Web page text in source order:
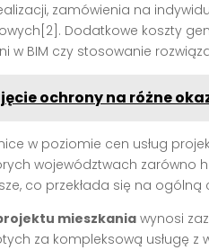
zamówienia na
Dodatkowe koszty
w BIM czy stosowanie
ochrony na różne
w poziomie cen usług
województwach zarówno
co przekłada się na
mieszkania wynosi
za kompleksową usługę